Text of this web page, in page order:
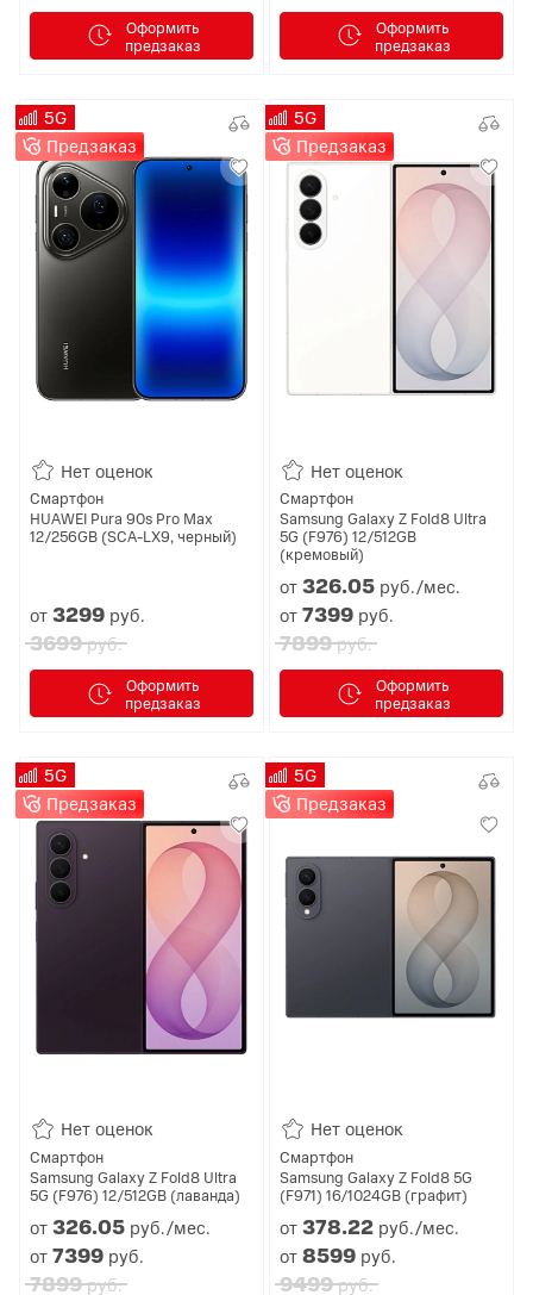
Оформить
предзаказ
Оформить
предзаказ
Нет оценок
Смартфон
HUAWEI Pura 90s Pro Max
12/256GB (SCA-LX9, черный)
от3299 руб.
3699руб.
Оформить
предзаказ
5G
Предзаказ
Нет оценок
Смартфон
Samsung Galaxy Z Fold8 Ultra
5G (F976) 12/512GB
(кремовый)
от326.05 руб./мес.
от7399 руб.
7899руб.
Оформить
предзаказ
5G
Предзаказ
Нет оценок
Смартфон
Samsung Galaxy Z Fold8 Ultra
5G (F976) 12/512GB (лаванда)
от326.05 руб./мес.
от7399 руб.
7899руб.
5G
Предзаказ
Нет оценок
Смартфон
Samsung Galaxy Z Fold8 5G
(F971) 16/1024GB (графит)
от378.22 руб./мес.
от8599 руб.
9499руб.
5G
Предзаказ